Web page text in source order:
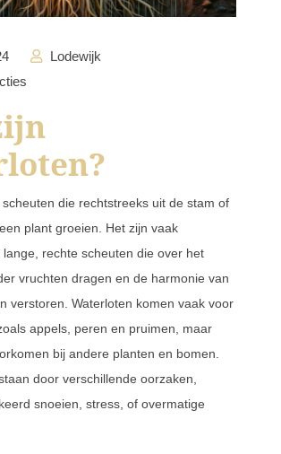
Lodewijk
die rechtstreeks uit de stam of
plant groeien. Het zijn vaak
rechte scheuten die over het
vruchten dragen en de harmonie van
verstoren. Waterloten komen vaak voor
appels, peren en pruimen, maar
bij andere planten en bomen.
door verschillende oorzaken,
snoeien, stress, of overmatige